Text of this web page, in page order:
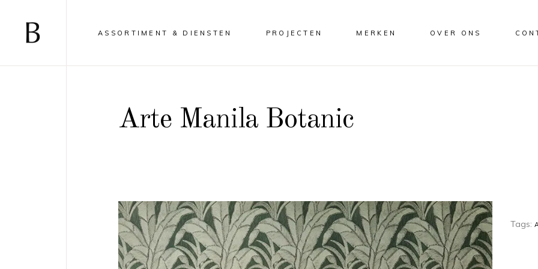
ASSORTIMENT & DIENSTEN PROJECTEN MERKEN OVER ONS
Arte Manila Botanic
Tags: